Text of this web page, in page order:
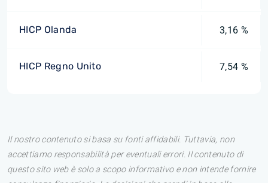
HICP Olanda 3,16 %
HICP Regno Unito 7,54 %
Il nostro contenuto si basa su fonti affidabili. Tuttavia, non
accettiamo responsabilità per eventuali errori. Il contenuto di
questo sito web è solo a scopo informativo e non intende fornire